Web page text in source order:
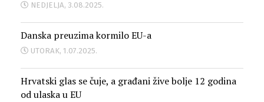
NEDJELJA, 3.08.2025.
Danska preuzima kormilo EU-a
UTORAK, 1.07.2025.
Hrvatski glas se čuje, a građani žive bolje 12 godina
od ulaska u EU